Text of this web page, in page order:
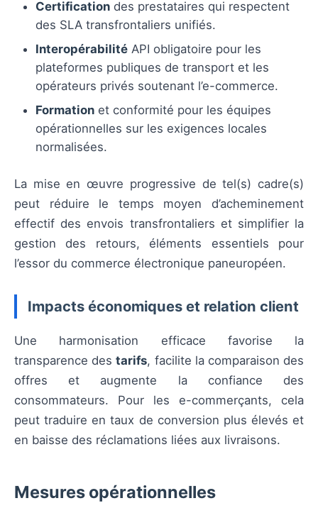
Certification des prestataires qui respectent
des SLA transfrontaliers unifiés.
Interopérabilité API obligatoire pour les
plateformes publiques de transport et les
opérateurs privés soutenant l’e-commerce.
Formation et conformité pour les équipes
opérationnelles sur les exigences locales
normalisées.
La mise en œuvre progressive de tel(s) cadre(s)
peut réduire le temps moyen d’acheminement
effectif des envois transfrontaliers et simplifier la
gestion des retours, éléments essentiels pour
l’essor du commerce électronique paneuropéen.
Impacts économiques et relation client
Une harmonisation efficace favorise la
transparence destarifs, facilite la comparaison des
offres et augmente la confiance des
consommateurs. Pour les e-commerçants, cela
peut traduire en taux de conversion plus élevés et
en baisse des réclamations liées aux livraisons.
Mesures opérationnelles